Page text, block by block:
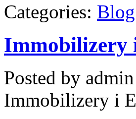
Categories: Blog
Immobilizery
Posted by admin
Immobilizery i